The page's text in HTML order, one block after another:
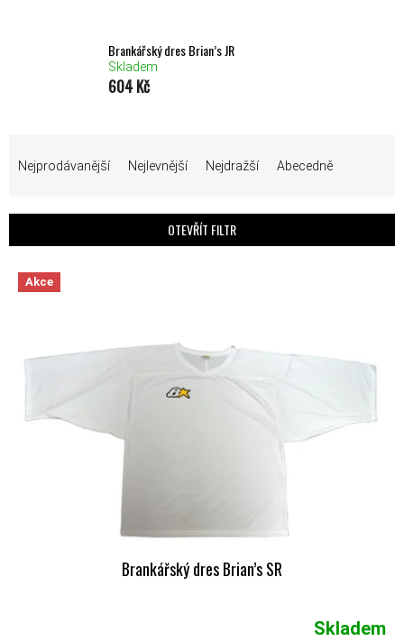
Brankářský dres Brian’s JR
Skladem
604 Kč
Nejprodávanější Nejlevnější Nejdražší Abecedně
OTEVŘÍT FILTR
VÝPIS PRODUKTŮ
Akce
Brankářský dres Brian’s SR
Skladem